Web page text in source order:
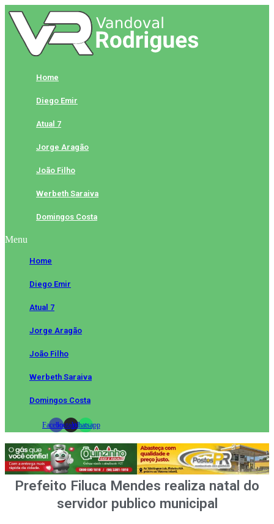
Skip
to
content
Home
Diego Emir
Atual 7
Jorge Aragão
João Filho
Werbeth Saraiva
Domingos Costa
Menu
Home
Diego Emir
Atual 7
Jorge Aragão
João Filho
Werbeth Saraiva
Domingos Costa
FacebookInstagramWhatsapp
Prefeito Filuca Mendes realiza natal do
servidor publico municipal